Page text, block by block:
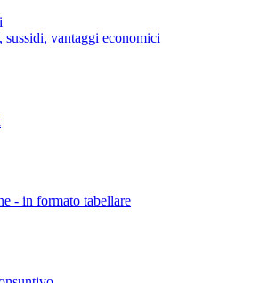
vantaggi economici
- in formato tabellare